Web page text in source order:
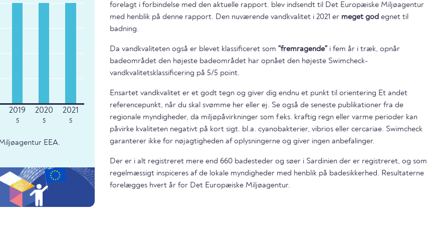
5 5 5
EEA.
forelagt i forbindelse med den aktuelle rapport. blev indsendt til Det Europæiske Miljøagentur
med henblik på denne rapport. Den nuværende vandkvalitet i 2021 er meget god egnet til
badning.
Da vandkvaliteten også er blevet klassificeret som "fremragende" i fem år i træk, opnår
badeområdet den højeste badeområdet har opnået den højeste Swimcheck-
vandkvalitetsklassificering på 5/5 point.
Ensartet vandkvalitet er et godt tegn og giver dig endnu et punkt til orientering Et andet
referencepunkt, når du skal svømme her eller ej. Se også de seneste publikationer fra de
regionale myndigheder, da miljøpåvirkninger som f.eks. kraftig regn eller varme perioder kan
påvirke kvaliteten negativt på kort sigt. bl.a. cyanobakterier, vibrios eller cercariae. Swimcheck
garanterer ikke for nøjagtigheden af oplysningerne og giver ingen anbefalinger.
Der er i alt registreret mere end 660 badesteder og søer i Sardinien der er registreret, og som
regelmæssigt inspiceres af de lokale myndigheder med henblik på badesikkerhed. Resultaterne
forelægges hvert år for Det Europæiske Miljøagentur.